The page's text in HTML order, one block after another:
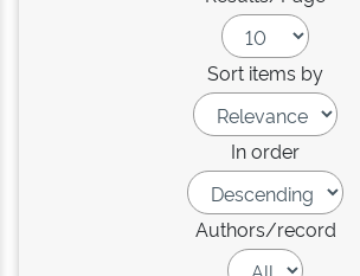
Sort items by
In order
Authors/record